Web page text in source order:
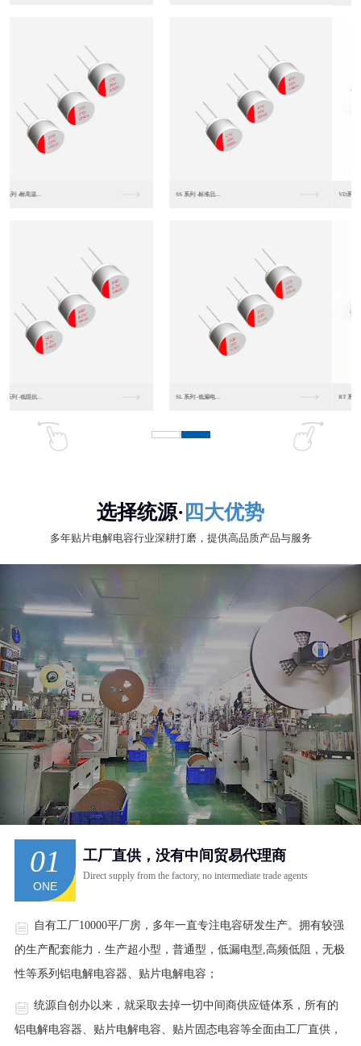
VD系列 - 高频低... LZ系列 - 高频低...
RT 系列 - 缩小... LHD 系列 - 缩...
选择统源· 四大优势
多年贴片电解电容行业深耕打磨，提供高品质产品与服务
01
ONE
工厂直供，没有中间贸易代理商
Direct supply from the factory, no intermediate trade agents
自有工厂10000平厂房，多年一直专注电容研发生产。拥有较强
的生产配套能力．生产超小型，普通型，低漏电型,高频低阻，无极
性等系列铝电解电容器、贴片电解电容；
统源自创办以来，就采取去掉一切中间商供应链体系，所有的
铝电解电容器、贴片电解电容、贴片固态电容等全面由工厂直供，